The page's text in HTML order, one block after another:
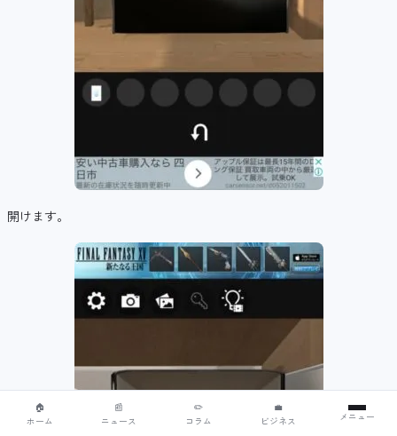
開けます。
🏠
ホーム
📰
ニュース
✏️
コラム
💼
ビジネス
メニュー